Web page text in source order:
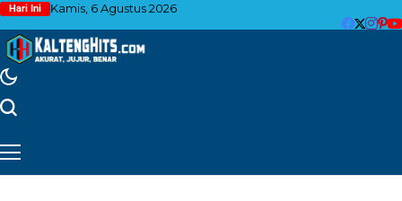
Hari Ini Kamis, 6 Agustus 2026